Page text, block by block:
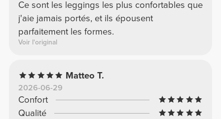
Ce sont les leggings les plus confortables que
j'aie jamais portés, et ils épousent
parfaitement les formes.
Voir l'original
Matteo T.
2026-06-29
Confort
Qualité